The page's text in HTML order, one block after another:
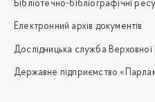
Бібліотечно-бібліографічні
Електронний архів документів
Дослідницька служба Верховної
Державне підприємство